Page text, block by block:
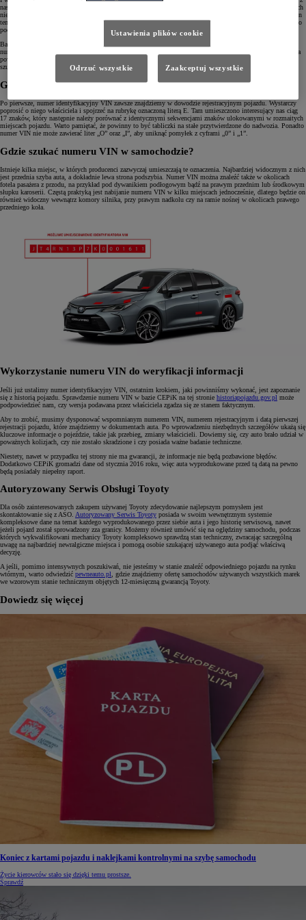
nas nie chciałby stać się właścicielem kradzionego auta, a niestety dość często dochodzi do sytuacji, w których
nieuczciwi sprzedawcy oferują tego typu „okazje”. Na szczęście za sprawą numeru VIN znajdziemy dane na ten
temat w historii samochodu, jeśli tylko był on zgłoszony jako kradziony. I nie ma tu znaczenia kraj, z jakiego
pochodzi, gdyż raport o kradzieży ma zasięg międzynarodowy.
Bardzo dobrą i coraz częstszą praktyką wśród sprzedawców samochodów na rynku wtórnym jest podawanie
numeru VIN bezpośrednio w ogłoszeniu. Należy jednak pamiętać, że podczas oględzin interesującego nas auta
powinniśmy jeszcze sami sprawdzić zgodność numeru ze stanem faktycznym. Warto więc wiedzieć, gdzie go
szukać.
Gdzie szukać numeru VIN w dokumentach?
Po pierwsze, numer identyfikacyjny VIN zawsze znajdziemy w dowodzie rejestracyjnym pojazdu. Wystarczy
poprosić o niego właściciela i spojrzeć na rubrykę oznaczoną literą E. Tam umieszczono interesujący nas ciąg
17 znaków, który następnie należy porównać z identycznymi sekwencjami znaków ulokowanymi w rozmaitych
miejscach pojazdu. Warto pamiętać, że powinny to być tabliczki na stałe przytwierdzone do nadwozia. Ponadto
numer VIN nie może zawierać liter „O” oraz „I”, aby uniknąć pomyłek z cyframi „0” i „1”.
Gdzie szukać numeru VIN w samochodzie?
Istnieje kilka miejsc, w których producenci zazwyczaj umieszczają te oznaczenia. Najbardziej widocznym z nich
jest przednia szyba auta, a dokładnie lewa strona podszybia. Numer VIN można znaleźć także w okolicach
fotela pasażera z przodu, na przykład pod dywanikiem podłogowym bądź na prawym przednim lub środkowym
słupku karoserii. Częstą praktyką jest nabijanie numeru VIN w kilku miejscach jednocześnie, dlatego będzie on
również widoczny wewnątrz komory silnika, przy prawym nadkolu czy na ramie nośnej w okolicach prawego
przedniego koła.
Wykorzystanie numeru VIN do weryfikacji informacji
Jeśli już ustalimy numer identyfikacyjny VIN, ostatnim krokiem, jaki powinniśmy wykonać, jest zapoznanie
się z historią pojazdu. Sprawdzenie numeru VIN w bazie CEPiK na tej stronie historiapojazdu.gov.pl może
podpowiedzieć nam, czy wersja podawana przez właściciela zgadza się ze stanem faktycznym.
Aby to zrobić, musimy dysponować wspomnianym numerem VIN, numerem rejestracyjnym i datą pierwszej
rejestracji pojazdu, które znajdziemy w dokumentach auta. Po wprowadzeniu niezbędnych szczegółów ukażą się
kluczowe informacje o pojeździe, takie jak przebieg, zmiany właścicieli. Dowiemy się, czy auto brało udział w
poważnych kolizjach, czy nie zostało skradzione i czy posiada ważne badanie techniczne.
Niestety, nawet w przypadku tej strony nie ma gwarancji, że informacje nie będą pozbawione błędów.
Dodatkowo CEPiK gromadzi dane od stycznia 2016 roku, więc auta wyprodukowane przed tą datą na pewno
będą posiadały niepełny raport.
Autoryzowany Serwis Obsługi Toyoty
Dla osób zainteresowanych zakupem używanej Toyoty zdecydowanie najlepszym pomysłem jest
skontaktowanie się z ASO. Autoryzowany Serwis Toyoty posiada w swoim wewnętrznym systemie
kompleksowe dane na temat każdego wyprodukowanego przez siebie auta i jego historię serwisową, nawet
jeżeli pojazd został sprowadzony zza granicy. Możemy również umówić się na oględziny samochodu, podczas
których wykwalifikowani mechanicy Toyoty kompleksowo sprawdzą stan techniczny, zwracając szczególną
uwagę na najbardziej newralgiczne miejsca i pomogą osobie szukającej używanego auta podjąć właściwą
decyzję.
A jeśli, pomimo intensywnych poszukiwań, nie jesteśmy w stanie znaleźć odpowiedniego pojazdu na rynku
wtórnym, warto odwiedzić pewneauto.pl, gdzie znajdziemy ofertę samochodów używanych wszystkich marek
we wzorowym stanie technicznym objętych 12-miesięczną gwarancją Toyoty.
Dowiedz się więcej
Koniec z kartami pojazdu i naklejkami kontrolnymi na szybę samochodu
Życie kierowców stało się dzięki temu prostsze.
Sprawdź
Ustawienia plików cookie
Odrzuć wszystkie Zaakceptuj wszystkie